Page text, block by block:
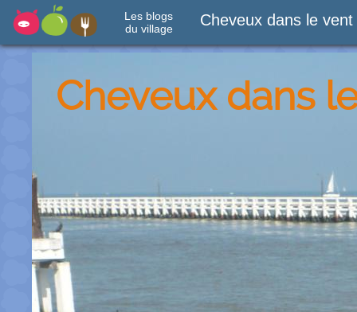
Les blogs
du village
Cheveux dans le vent
Cheveux dans